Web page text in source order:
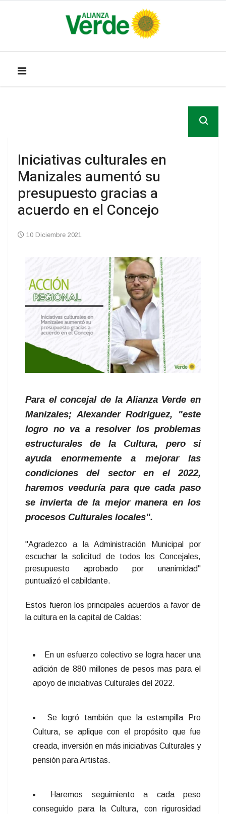
Iniciativas culturales en
Manizales aumentó su
presupuesto gracias a
acuerdo en el Concejo
10 Diciembre 2021
Para el concejal de la Alianza Verde en
Manizales; Alexander Rodríguez, "este
logro no va a resolver los problemas
estructurales de la Cultura, pero si
ayuda enormemente a mejorar las
condiciones del sector en el 2022,
haremos veeduría para que cada paso
se invierta de la mejor manera en los
procesos Culturales locales".
"Agradezco a la Administración Municipal por
escuchar la solicitud de todos los Concejales,
presupuesto aprobado por unanimidad"
puntualizó el cabildante.
Estos fueron los principales acuerdos a favor de
la cultura en la capital de Caldas:
En un esfuerzo colectivo se logra hacer una
adición de 880 millones de pesos mas para el
apoyo de iniciativas Culturales del 2022.
Se logró también que la estampilla Pro
Cultura, se aplique con el propósito que fue
creada, inversión en más iniciativas Culturales y
pensión para Artistas.
Haremos seguimiento a cada peso
conseguido para la Cultura, con rigurosidad